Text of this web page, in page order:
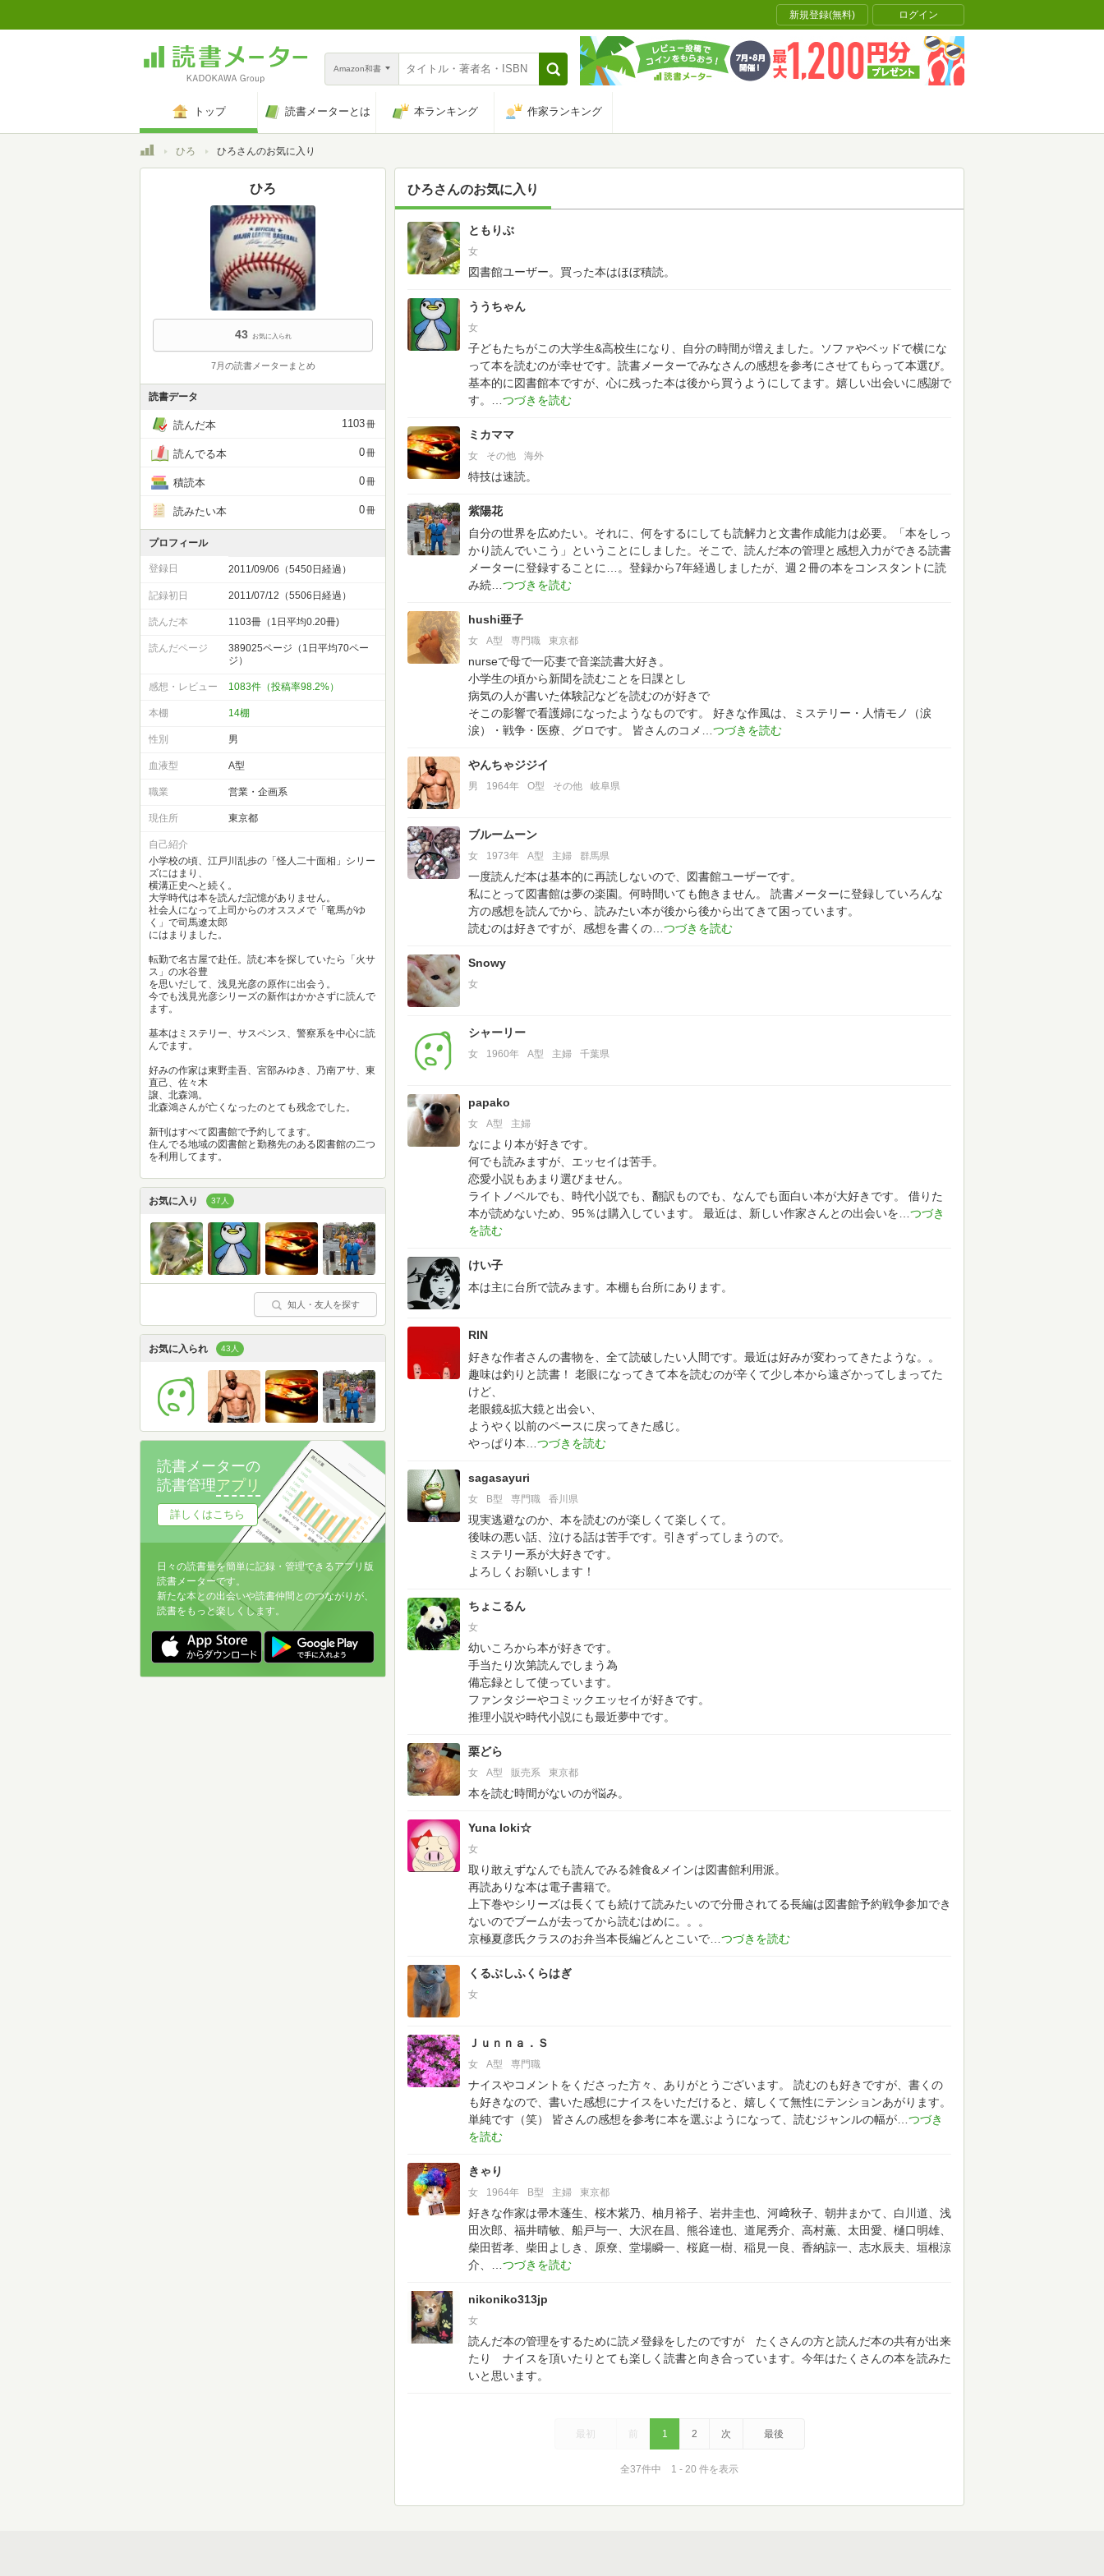
新規登録(無料) ログイン
Amazon和書
トップ 読書メーターとは 本ランキング 作家ランキング
トップひろ ひろさんのお気に入り
ひろさんのお気に入り
37 ともりぶ
女
図書館ユーザー。買った本はほぼ積読。
ううちゃん
女
子どもたちがこの大学生&高校生になり、自分の時間が増えました。ソファやベッドで横にな
って本を読むのが幸せです。読書メーターでみなさんの感想を参考にさせてもらって本選び。
基本的に図書館本ですが、心に残った本は後から買うようにしてます。嬉しい出会いに感謝で
す。
ミカママ
女 その他 海外
特技は速読。
紫陽花
自分の世界を広めたい。それに、何をするにしても読解力と文書作成能力は必要。「本をしっ
かり読んでいこう」ということにしました。そこで、読んだ本の管理と感想入力ができる読書
メーターに登録することに…。登録から7年経過しましたが、週２冊の本をコンスタントに読
み続
hushi亜子
女 A型 専門職 東京都
nurseで母で一応妻で音楽読書大好き。
小学生の頃から新聞を読むことを日課とし
病気の人が書いた体験記などを読むのが好きで
そこの影響で看護婦になったようなものです。
好きな作風は、ミステリー・人情モノ（涙
涙）・戦争・医療、グロです。
皆さんのコメ
やんちゃジジイ
男 1964年 O型 その他 岐阜県
ブルームーン
女 1973年 A型 主婦 群馬県
一度読んだ本は基本的に再読しないので、図書館ユーザーです。
私にとって図書館は夢の楽園。何時間いても飽きません。
読書メーターに登録していろんな
方の感想を読んでから、読みたい本が後から後から出てきて困っています。
読むのは好きですが、感想を書くの
Snowy
女
シャーリー
女 1960年 A型 主婦 千葉県
papako
女 A型 主婦
なにより本が好きです。
何でも読みますが、エッセイは苦手。
恋愛小説もあまり選びません。
ライトノベルでも、時代小説でも、翻訳ものでも、なんでも面白い本が大好きです。
借りた
本が読めないため、95％は購入しています。
最近は、新しい作家さんとの出会いを
けい子
本は主に台所で読みます。本棚も台所にあります。
RIN
好きな作者さんの書物を、全て読破したい人間です。最近は好みが変わってきたような。。
趣味は釣りと読書！
老眼になってきて本を読むのが辛くて少し本から遠ざかってしまってた
けど、
老眼鏡&拡大鏡と出会い、
ようやく以前のペースに戻ってきた感じ。
やっぱり本
sagasayuri
女 B型 専門職 香川県
現実逃避なのか、本を読むのが楽しくて楽しくて。
後味の悪い話、泣ける話は苦手です。引きずってしまうので。
ミステリー系が大好きです。
よろしくお願いします！
ちょこるん
女
幼いころから本が好きです。
手当たり次第読んでしまう為
備忘録として使っています。
ファンタジーやコミックエッセイが好きです。
推理小説や時代小説にも最近夢中です。
栗どら
女 A型 販売系 東京都
本を読む時間がないのが悩み。
Yuna Ioki☆
女
取り敢えずなんでも読んでみる雑食&メインは図書館利用派。
再読ありな本は電子書籍で。
上下巻やシリーズは長くても続けて読みたいので分冊されてる長編は図書館予約戦争参加でき
ないのでブームが去ってから読むはめに。。。
京極夏彦氏クラスのお弁当本長編どんとこいで
くるぶしふくらはぎ
女
Ｊｕｎｎａ．Ｓ
女 A型 専門職
ナイスやコメントをくださった方々、ありがとうございます。
読むのも好きですが、書くの
も好きなので、書いた感想にナイスをいただけると、嬉しくて無性にテンションあがります。
単純です（笑）
皆さんの感想を参考に本を選ぶようになって、読むジャンルの幅が
きゃり
女 1964年 B型 主婦 東京都
好きな作家は帚木蓬生、桜木紫乃、柚月裕子、岩井圭也、河﨑秋子、朝井まかて、白川道、浅
田次郎、福井晴敏、船戸与一、大沢在昌、熊谷達也、道尾秀介、高村薫、太田愛、樋口明雄、
柴田哲孝、柴田よしき、原尞、堂場瞬一、桜庭一樹、稲見一良、香納諒一、志水辰夫、垣根涼
介、
nikoniko313jp
女
読んだ本の管理をするために読メ登録をしたのですが たくさんの方と読んだ本の共有が出来
たり ナイスを頂いたりとても楽しく読書と向き合っています。今年はたくさんの本を読みた
いと思います。
最初 前 1 2 次 最後
全37件中 1 - 20 件を表示
ひろ
43 お気に入られ
7月の読書メーターまとめ
読書データ
読んだ本 1103冊
読んでる本 0冊
積読本 0冊
読みたい本 0冊
プロフィール
登録日 2011/09/06（5450日経過）
記録初日 2011/07/12（5506日経過）
読んだ本 1103冊（1日平均0.20冊)
読んだページ
389025ページ（1日平均70ペー
ジ）
感想・レビュー 1083件（投稿率98.2%）
本棚 14棚
性別 男
血液型 A型
職業 営業・企画系
現住所 東京都
自己紹介
小学校の頃、江戸川乱歩の「怪人二十面相」シリー
ズにはまり、
横溝正史へと続く。
大学時代は本を読んだ記憶がありません。
社会人になって上司からのオススメで「竜馬がゆ
く」で司馬遼太郎
にはまりました。
転勤で名古屋で赴任。読む本を探していたら「火サ
ス」の水谷豊
を思いだして、浅見光彦の原作に出会う。
今でも浅見光彦シリーズの新作はかかさずに読んで
ます。
基本はミステリー、サスペンス、警察系を中心に読
んでます。
好みの作家は東野圭吾、宮部みゆき、乃南アサ、東
直己、佐々木
譲、北森鴻。
北森鴻さんが亡くなったのとても残念でした。
新刊はすべて図書館で予約してます。
住んでる地域の図書館と勤務先のある図書館の二つ
を利用してます。
お気に入り 37人
知人・友人を探す
お気に入られ 43人
読書メーターの
読書管理アプリ
詳しくはこちら
日々の読書量を簡単に記録・管理できるアプリ版
読書メーターです。
新たな本との出会いや読書仲間とのつながりが、
読書をもっと楽しくします。